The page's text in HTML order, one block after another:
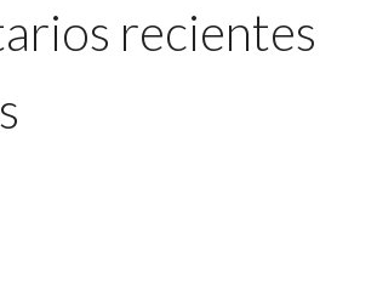
recientes